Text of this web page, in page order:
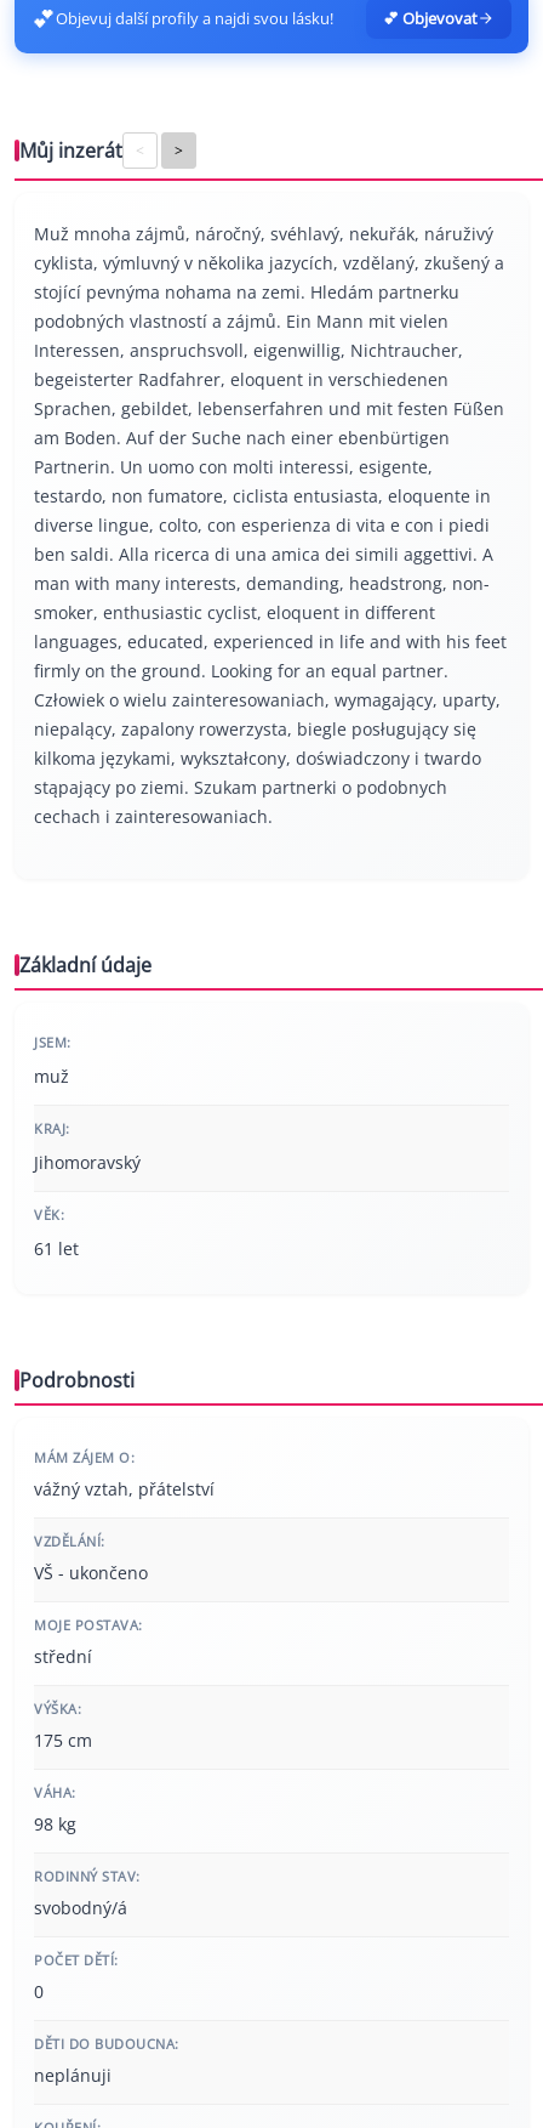
💕Objevuj další profily a najdi svou lásku! 💕 Objevovat
Můj inzerát < >
Muž mnoha zájmů, náročný, svéhlavý, nekuřák, náruživý
cyklista, výmluvný v několika jazycích, vzdělaný, zkušený a
stojící pevnýma nohama na zemi. Hledám partnerku
podobných vlastností a zájmů. Ein Mann mit vielen
Interessen, anspruchsvoll, eigenwillig, Nichtraucher,
begeisterter Radfahrer, eloquent in verschiedenen
Sprachen, gebildet, lebenserfahren und mit festen Füßen
am Boden. Auf der Suche nach einer ebenbürtigen
Partnerin. Un uomo con molti interessi, esigente,
testardo, non fumatore, ciclista entusiasta, eloquente in
diverse lingue, colto, con esperienza di vita e con i piedi
ben saldi. Alla ricerca di una amica dei simili aggettivi. A
man with many interests, demanding, headstrong, non-
smoker, enthusiastic cyclist, eloquent in different
languages, educated, experienced in life and with his feet
firmly on the ground. Looking for an equal partner.
Człowiek o wielu zainteresowaniach, wymagający, uparty,
niepalący, zapalony rowerzysta, biegle posługujący się
kilkoma językami, wykształcony, doświadczony i twardo
stąpający po ziemi. Szukam partnerki o podobnych
cechach i zainteresowaniach.
Základní údaje
JSEM:
muž
KRAJ:
Jihomoravský
VĚK:
61 let
Podrobnosti
MÁM ZÁJEM O:
vážný vztah, přátelství
VZDĚLÁNÍ:
VŠ - ukončeno
MOJE POSTAVA:
střední
VÝŠKA:
175 cm
VÁHA:
98 kg
RODINNÝ STAV:
svobodný/á
POČET DĚTÍ:
0
DĚTI DO BUDOUCNA:
neplánuji